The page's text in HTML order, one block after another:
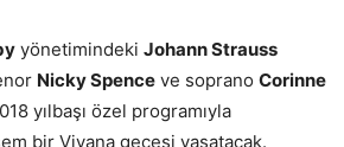
yönetimindeki Johann Strauss
Nicky Spence ve soprano Corinne
yılbaşı özel programıyla
bir Viyana gecesi yaşatacak.